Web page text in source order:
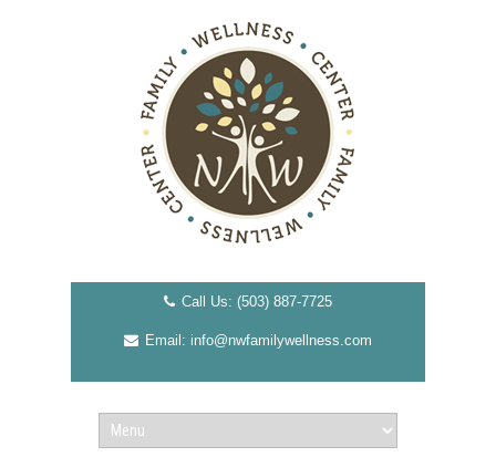
Call Us: (503) 887-7725
Email: info@nwfamilywellness.com